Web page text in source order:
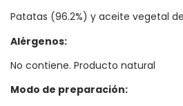
Patatas (96.2%) y aceite vegetal
Alérgenos:
No contiene. Producto natural
Modo de preparación: